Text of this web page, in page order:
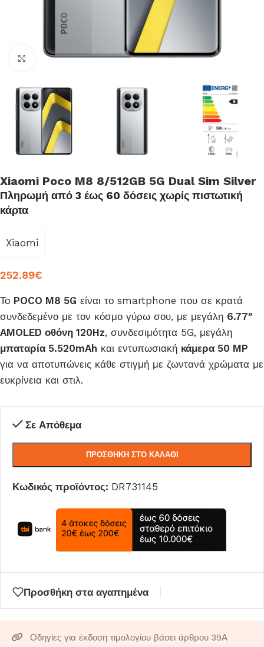
Click to enlarge
Xiaomi Poco M8 8/512GB 5G Dual Sim Silver
Πληρωμή από 3 έως 60 δόσεις χωρίς πιστωτική
κάρτα
Xiaomi
252.89€
Το POCO M8 5G είναι το smartphone που σε κρατά
συνδεδεμένο με τον κόσμο γύρω σου, με μεγάλη 6.77″
AMOLED οθόνη 120Hz, συνδεσιμότητα 5G, μεγάλη
μπαταρία 5.520mAh και εντυπωσιακή κάμερα 50 MP
για να αποτυπώνεις κάθε στιγμή με ζωντανά χρώματα με
ευκρίνεια και στιλ.
Σε Απόθεμα
ΠΡΟΣΘΉΚΗ ΣΤΟ ΚΑΛΆΘΙ
Κωδικός προϊόντος: DR731145
Προσθήκη στα αγαπημένα
Οδηγίες για έκδοση τιμολογίου βάσει άρθρου 39Α